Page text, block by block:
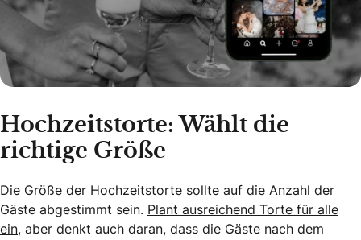
Hochzeitstorte: Wählt die
richtige Größe
Die Größe der Hochzeitstorte sollte auf die Anzahl der
Gäste abgestimmt sein. Plant ausreichend Torte für alle
ein, aber denkt auch daran, dass die Gäste nach dem